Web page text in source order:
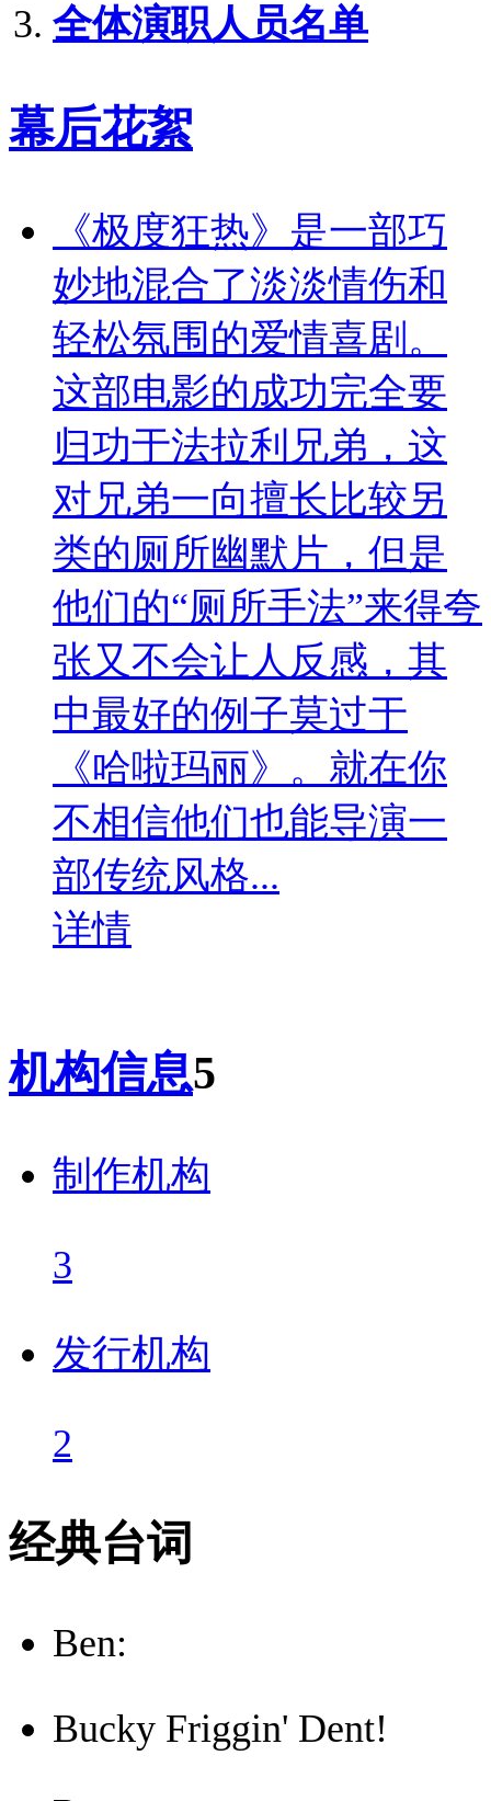
全体演职人员名单
幕后花絮
《极度狂热》是一部巧
妙地混合了淡淡情伤和
轻松氛围的爱情喜剧。
这部电影的成功完全要
归功于法拉利兄弟，这
对兄弟一向擅长比较另
类的厕所幽默片，但是
他们的“厕所手法”来得夸
张又不会让人反感，其
中最好的例子莫过于
《哈啦玛丽》。就在你
不相信他们也能导演一
部传统风格...
详情
机构信息5
制作机构
3
发行机构
2
经典台词
Ben:
Bucky Friggin' Dent!